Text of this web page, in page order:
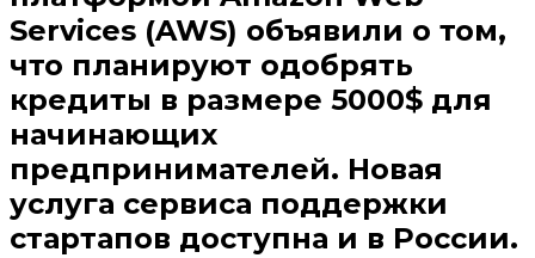
Services (AWS) объявили о том,
что планируют одобрять
кредиты в размере 5000$ для
начинающих
предпринимателей. Новая
услуга сервиса поддержки
стартапов доступна и в России.